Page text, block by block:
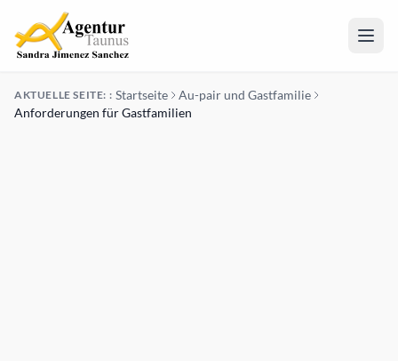
Zum Hauptinhalt springen
AKTUELLE SEITE: : Startseite
Au-pair und Gastfamilie
Anforderungen für Gastfamilien